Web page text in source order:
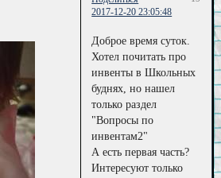
2017-12-20 23:05:48
Доброе время суток.
Хотел почитать про
инвенты в Школьных
буднях, но нашел
только раздел
"Вопросы по
инвентам2"
А есть первая часть?
Интересуют только